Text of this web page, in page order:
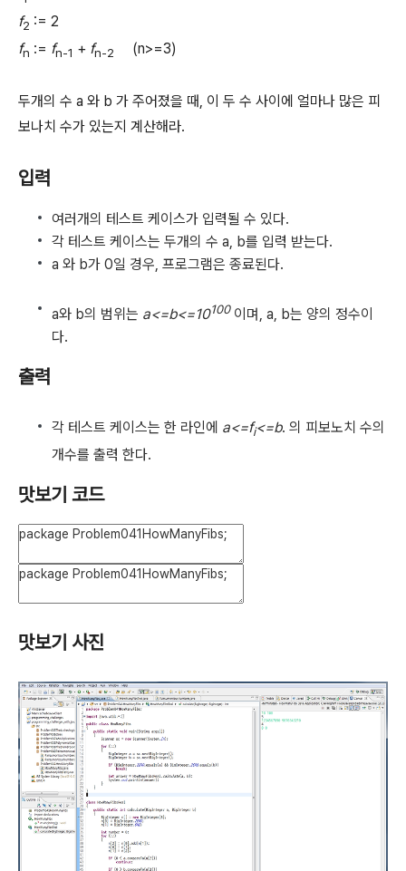
f2 := 2
fn := fn-1 + fn-2 (n>=3)
두개의 수 a 와 b 가 주어졌을 때, 이 두 수 사이에 얼마나 많은 피
보나치 수가 있는지 계산해라.
입력
여러개의 테스트 케이스가 입력될 수 있다.
각 테스트 케이스는 두개의 수 a, b를 입력 받는다.
a 와 b가 0일 경우, 프로그램은 종료된다.
a와 b의 범위는 a<=b<=10100이며, a, b는 양의 정수이
다.
출력
각 테스트 케이스는 한 라인에 a<=fi<=b. 의 피보노치 수의
개수를 출력 한다.
맛보기 코드
맛보기 사진